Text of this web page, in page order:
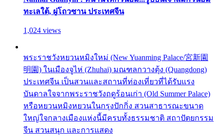
ทะเลใต้, ผู่โถวซาน ประเทศจีน
1,024 views
พระราชวังหยวนหมิงใหม่ (New Yuanming Palace/宮新園
明園) ในเมืองจูไห่ (Zhuhai) มณฑลกวางตุ้ง (Quangdong)
ประเทศจีน เป็นสวนและสถานที่ท่องเที่ยวที่ได้รับแรง
บันดาลใจจากพระราชวังฤดูร้อนเก่า (Old Summer Palace)
หรือหยวนหมิงหยวนในกรุงปักกิ่ง สวนสาธารณะขนาด
ใหญ่ใจกลางเมืองแห่งนี้มีครบทั้งธรรมชาติ สถาปัตยกรรม
จีน สวนสนุก และการแสดง